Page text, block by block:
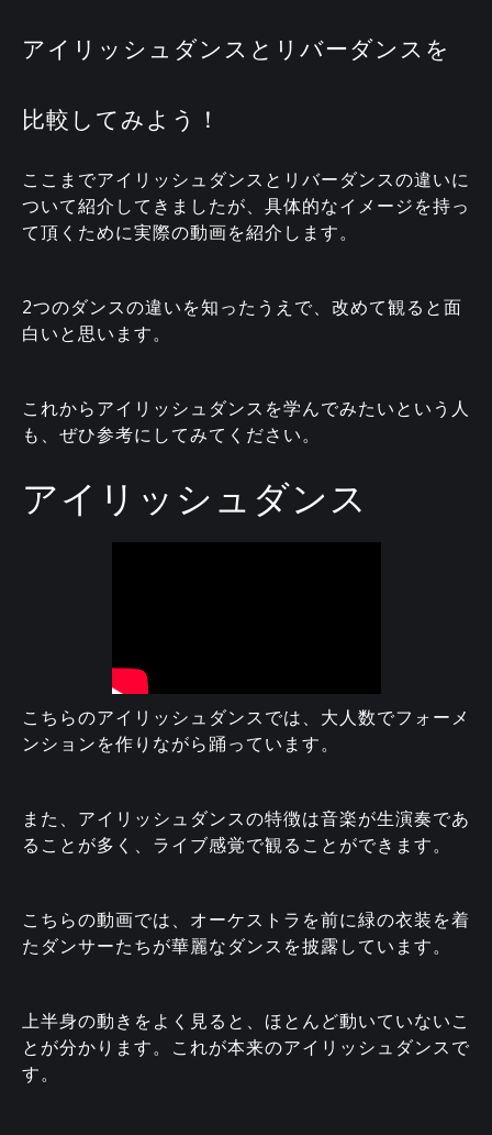
アイリッシュダンスとリバーダンスを
比較してみよう！
ここまでアイリッシュダンスとリバーダンスの違いに
ついて紹介してきましたが、具体的なイメージを持っ
て頂くために実際の動画を紹介します。
2つのダンスの違いを知ったうえで、改めて観ると面
白いと思います。
これからアイリッシュダンスを学んでみたいという人
も、ぜひ参考にしてみてください。
アイリッシュダンス
こちらのアイリッシュダンスでは、大人数でフォーメ
ンションを作りながら踊っています。
また、アイリッシュダンスの特徴は音楽が生演奏であ
ることが多く、ライブ感覚で観ることができます。
こちらの動画では、オーケストラを前に緑の衣装を着
たダンサーたちが華麗なダンスを披露しています。
上半身の動きをよく見ると、ほとんど動いていないこ
とが分かります。これが本来のアイリッシュダンスで
す。